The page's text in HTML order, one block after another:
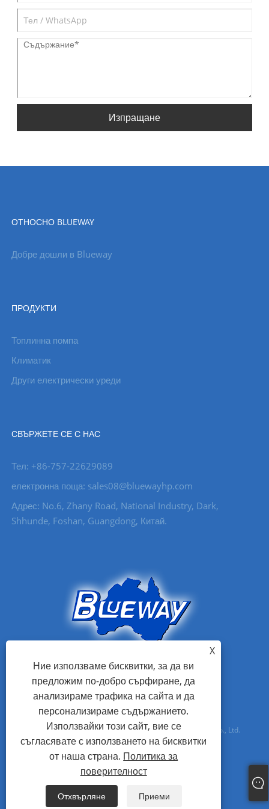
Изпращане
ОТНОСНО BLUEWAY
Добре дошли в Blueway
ПРОДУКТИ
Топлинна помпа
Климатик
Други електрически уреди
СВЪРЖЕТЕ СЕ С НАС
Тел: +86-757-22629089
електронна поща: sales08@bluewayhp.com
Адрес: No.6, Zhany Road, National Industry, Dark,
Shhunde, Foshan, Guangdong, Китай.
Авторско право © 2021 Foshan Blueway Electric Appliances Co., Ltd.
Sitemap RSS
XML
Политика за поверителност
X
Ние използваме бисквитки, за да ви
предложим по-добро сърфиране, да
анализираме трафика на сайта и да
персонализираме съдържанието.
Използвайки този сайт, вие се
съгласявате с използването на бисквитки
от наша страна. Политика за
поверителност
Отхвърляне Приеми